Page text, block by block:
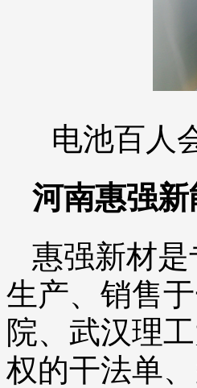
电池百人
河南惠强
惠强新材
生产、销售
院、武汉理
权的干法单